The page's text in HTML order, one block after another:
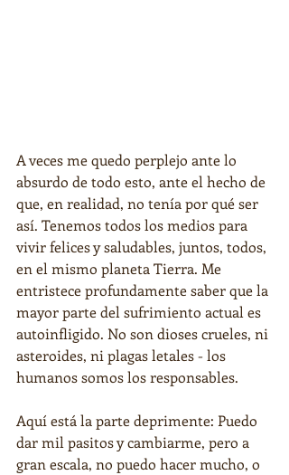
A veces me quedo perplejo ante lo
absurdo de todo esto, ante el hecho de
que, en realidad, no tenía por qué ser
así. Tenemos todos los medios para
vivir felices y saludables, juntos, todos,
en el mismo planeta Tierra. Me
entristece profundamente saber que la
mayor parte del sufrimiento actual es
autoinfligido. No son dioses crueles, ni
asteroides, ni plagas letales - los
humanos somos los responsables.
Aquí está la parte deprimente: Puedo
dar mil pasitos y cambiarme, pero a
gran escala, no puedo hacer mucho, o